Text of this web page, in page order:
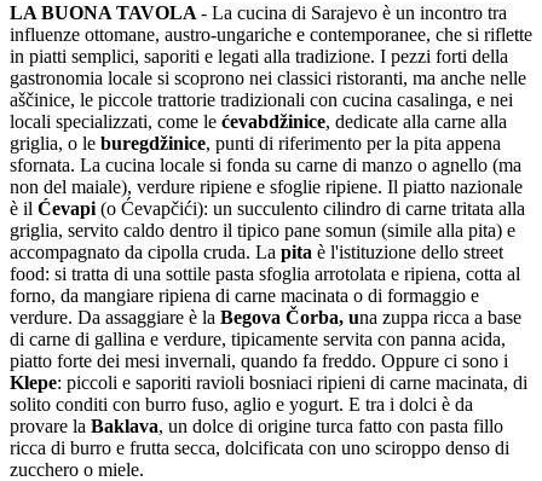
LA BUONA TAVOLA - La cucina di Sarajevo è un incontro tra
influenze ottomane, austro-ungariche e contemporanee, che si riflette
in piatti semplici, saporiti e legati alla tradizione. I pezzi forti della
gastronomia locale si scoprono nei classici ristoranti, ma anche nelle
aščinice, le piccole trattorie tradizionali con cucina casalinga, e nei
locali specializzati, come le ćevabdžinice, dedicate alla carne alla
griglia, o le buregdžinice, punti di riferimento per la pita appena
sfornata. La cucina locale si fonda su carne di manzo o agnello (ma
non del maiale), verdure ripiene e sfoglie ripiene. Il piatto nazionale
è il Ćevapi (o Ćevapčići): un succulento cilindro di carne tritata alla
griglia, servito caldo dentro il tipico pane somun (simile alla pita) e
accompagnato da cipolla cruda. La pita è l'istituzione dello street
food: si tratta di una sottile pasta sfoglia arrotolata e ripiena, cotta al
forno, da mangiare ripiena di carne macinata o di formaggio e
verdure. Da assaggiare è la Begova Čorba, una zuppa ricca a base
di carne di gallina e verdure, tipicamente servita con panna acida,
piatto forte dei mesi invernali, quando fa freddo. Oppure ci sono i
Klepe: piccoli e saporiti ravioli bosniaci ripieni di carne macinata, di
solito conditi con burro fuso, aglio e yogurt. E tra i dolci è da
provare la Baklava, un dolce di origine turca fatto con pasta fillo
ricca di burro e frutta secca, dolcificata con uno sciroppo denso di
zucchero o miele.